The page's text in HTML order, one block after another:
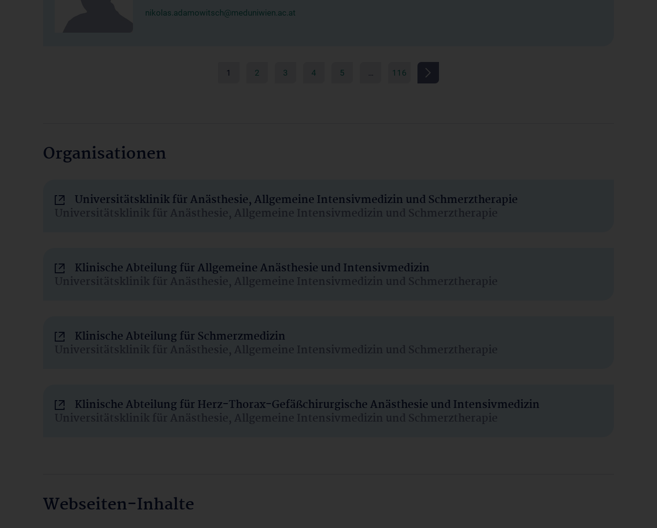
nikolas.adamowitsch@meduniwien.ac.at
1 2 3 4 5 … 116
Organisationen
Universitätsklinik für Anästhesie, Allgemeine Intensivmedizin und Schmerztherapie
Universitätsklinik für Anästhesie, Allgemeine Intensivmedizin und Schmerztherapie
Klinische Abteilung für Allgemeine Anästhesie und Intensivmedizin
Universitätsklinik für Anästhesie, Allgemeine Intensivmedizin und Schmerztherapie
Klinische Abteilung für Schmerzmedizin
Universitätsklinik für Anästhesie, Allgemeine Intensivmedizin und Schmerztherapie
Klinische Abteilung für Herz-Thorax-Gefäßchirurgische Anästhesie und Intensivmedizin
Universitätsklinik für Anästhesie, Allgemeine Intensivmedizin und Schmerztherapie
Webseiten-Inhalte